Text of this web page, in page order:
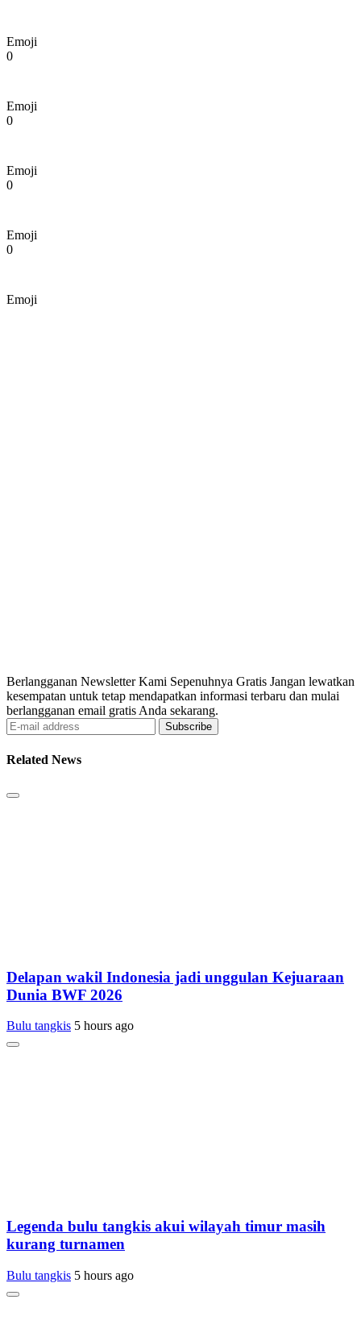
Emoji
0
Emoji
0
Emoji
0
Emoji
0
Emoji
Berlangganan Newsletter Kami Sepenuhnya Gratis Jangan lewatkan
kesempatan untuk tetap mendapatkan informasi terbaru dan mulai
berlangganan email gratis Anda sekarang.
Subscribe
Related News
Delapan wakil Indonesia jadi unggulan Kejuaraan
Dunia BWF 2026
Bulu tangkis 5 hours ago
Legenda bulu tangkis akui wilayah timur masih
kurang turnamen
Bulu tangkis 5 hours ago